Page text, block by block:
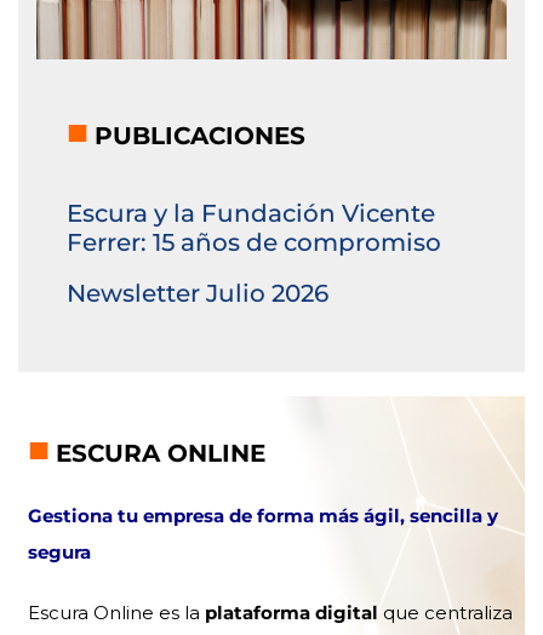
■ PUBLICACIONES
Escura y la Fundación Vicente
Ferrer: 15 años de compromiso
Newsletter Julio 2026
■ ESCURA ONLINE
Gestiona tu empresa de forma más ágil, sencilla y
segura
Escura Online es la plataforma digital que centraliza